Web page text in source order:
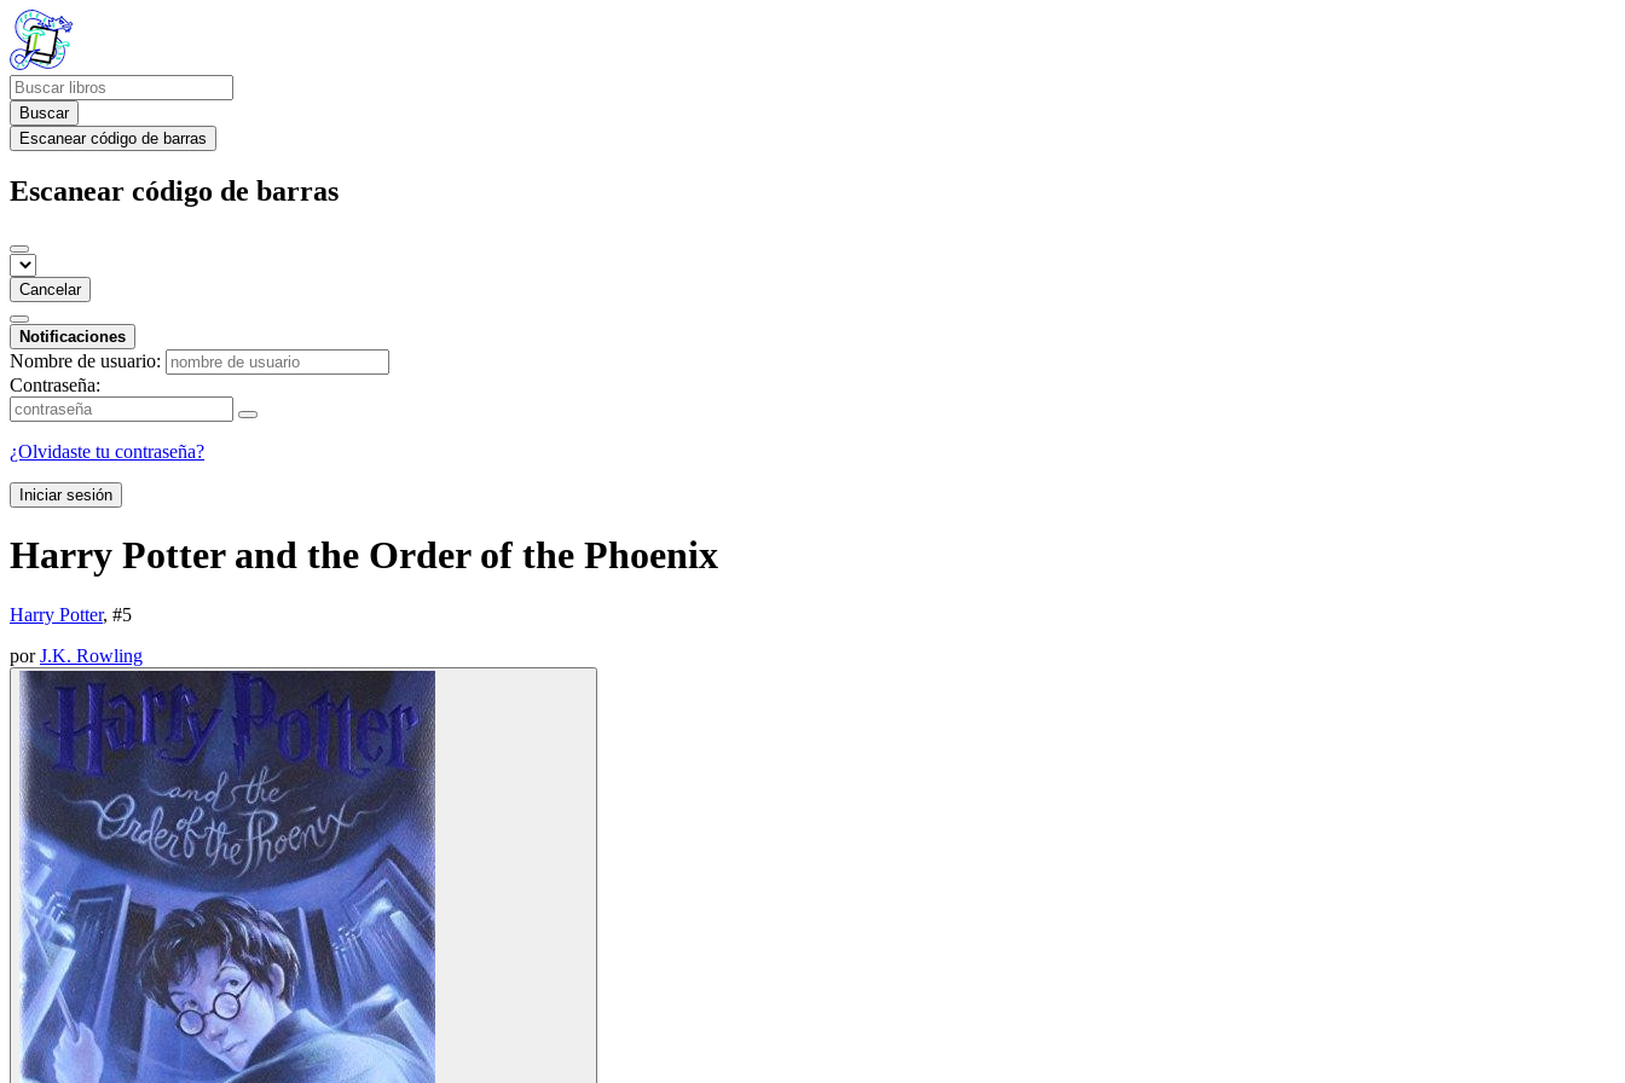
Buscar
Escanear código de barras
Escanear código de barras
Cancelar
Notificaciones
Nombre de usuario:
Contraseña:
¿Olvidaste tu contraseña?
Iniciar sesión
Harry Potter and the Order of the Phoenix
Harry Potter, #5
porJ.K. Rowling